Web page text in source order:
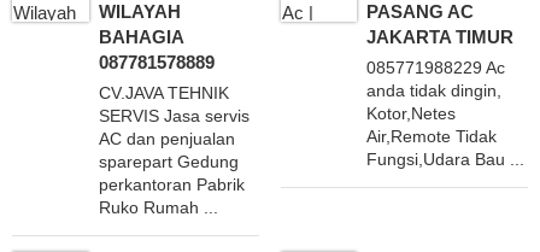
WILAYAH
BAHAGIA
087781578889
CV.JAVA TEHNIK
SERVIS Jasa servis
AC dan penjualan
sparepart Gedung
perkantoran Pabrik
Ruko Rumah ...
PASANG AC
JAKARTA TIMUR
085771988229 Ac
anda tidak dingin,
Kotor,Netes
Air,Remote Tidak
Fungsi,Udara Bau ...